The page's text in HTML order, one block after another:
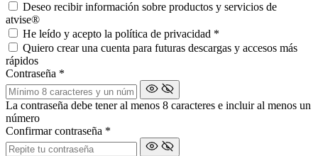
Deseo recibir información sobre productos y servicios de
atvise®
He leído y acepto la política de privacidad *
Quiero crear una cuenta para futuras descargas y accesos más
rápidos
Contraseña *
La contraseña debe tener al menos 8 caracteres e incluir al menos un
número
Confirmar contraseña *